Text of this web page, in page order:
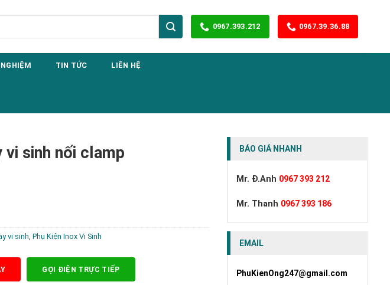
0967.393.212 0967.39.36.88
TIN TỨC LIÊN HỆ
vi sinh nối clamp
vi sinh, Phụ Kiện Inox Vi Sinh
GỌI ĐIỆN TRỰC TIẾP
BÁO GIÁ NHANH
Mr. Đ.Anh 0967 393 212
Mr. Thanh 0967 393 186
EMAIL
PhuKienOng247@gmail.com